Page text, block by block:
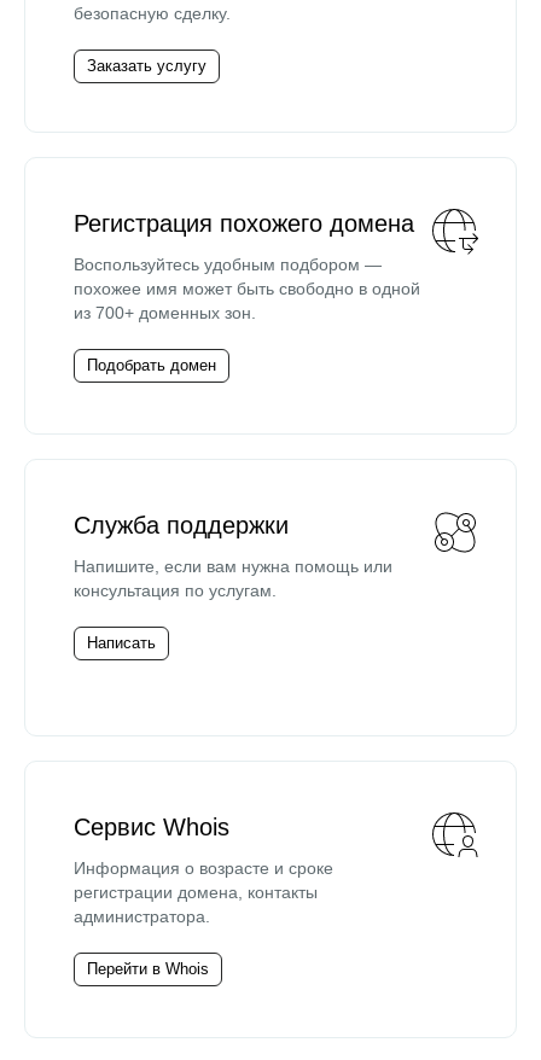
безопасную сделку.
Заказать услугу
Регистрация похожего домена
Воспользуйтесь удобным подбором —
похожее имя может быть свободно в одной
из 700+ доменных зон.
Подобрать домен
Служба поддержки
Напишите, если вам нужна помощь или
консультация по услугам.
Написать
Сервис Whois
Информация о возрасте и сроке
регистрации домена, контакты
администратора.
Перейти в Whois